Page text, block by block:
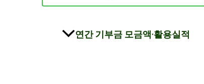
연간 기부금 모금액·활용실적